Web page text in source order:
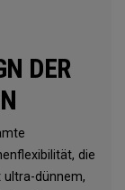
DER
die
dünnem,